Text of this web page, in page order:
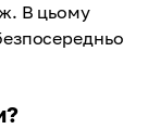
В цьому